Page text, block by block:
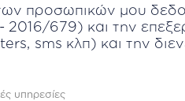
προσωπικών μου
679) και την
sms κλπ) και την
υπηρεσίες